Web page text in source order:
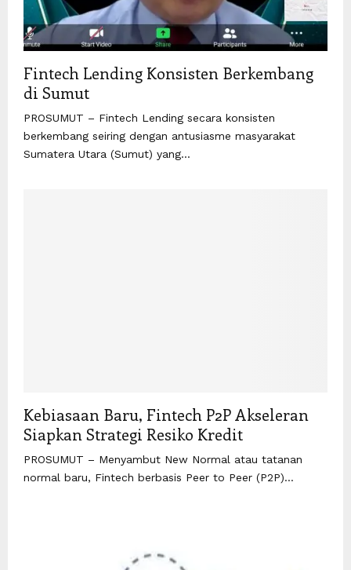
Fintech Lending Konsisten Berkembang
di Sumut
PROSUMUT – Fintech Lending secara konsisten
berkembang seiring dengan antusiasme masyarakat
Sumatera Utara (Sumut) yang...
Kebiasaan Baru, Fintech P2P Akseleran
Siapkan Strategi Resiko Kredit
PROSUMUT – Menyambut New Normal atau tatanan
normal baru, Fintech berbasis Peer to Peer (P2P)...